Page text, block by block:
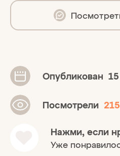
Опубликован
Посмотрели
Нажми, если
Уже